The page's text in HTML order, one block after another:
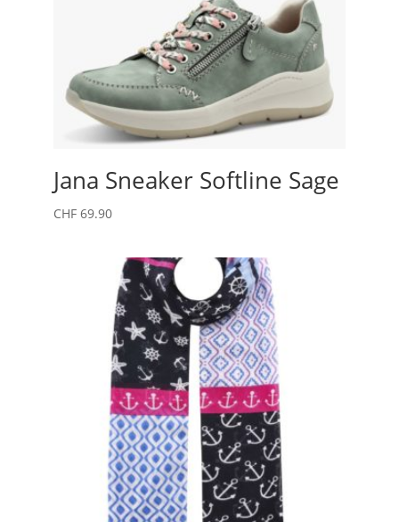
Jana Sneaker Softline Sage
CHF69.90